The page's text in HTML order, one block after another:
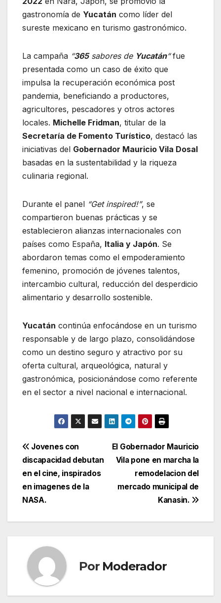
gastronomía de Yucatán como líder del
sureste mexicano en turismo gastronómico.
La campaña “365sabores de Yucatán“fue
presentada como un caso de éxito que
impulsa la recuperación económica post
pandemia, beneficiando a productores,
agricultores, pescadores y otros actores
locales. Michelle Fridman, titular de la
Secretaría de Fomento Turístico, destacó las
iniciativas del Gobernador Mauricio Vila Dosal
basadas en la sustentabilidad y la riqueza
culinaria regional.
Durante el panel “Get inspired!”, se
compartieron buenas prácticas y se
establecieron alianzas internacionales con
países como España, Italia y Japón. Se
abordaron temas como el empoderamiento
femenino, promoción de jóvenes talentos,
intercambio cultural, reducción del desperdicio
alimentario y desarrollo sostenible.
Yucatán continúa enfocándose en un turismo
responsable y de largo plazo, consolidándose
como un destino seguro y atractivo por su
oferta cultural, arqueológica, natural y
gastronómica, posicionándose como referente
en el sector a nivel nacional e internacional.
Navegación
de
entradas
El Gobernador Mauricio
Vila pone en marcha la
remodelacion del
mercado municipal de
Kanasin.
Jovenes con
discapacidad debutan
en el cine, inspirados
en imagenes de la
NASA.
Por Moderador